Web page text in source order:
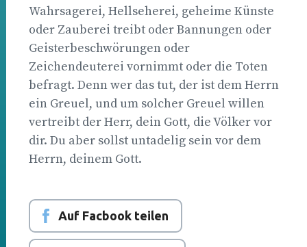
Wahrsagerei, Hellseherei, geheime Künste
oder Zauberei treibt oder Bannungen oder
Geisterbeschwörungen oder
Zeichendeuterei vornimmt oder die Toten
befragt. Denn wer das tut, der ist dem Herrn
ein Greuel, und um solcher Greuel willen
vertreibt der Herr, dein Gott, die Völker vor
dir. Du aber sollst untadelig sein vor dem
Herrn, deinem Gott.
Auf Facbook teilen